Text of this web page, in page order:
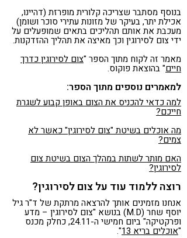
בנוסף מסתבר שצריכה קלורית מופרזת (דהיינו,
אכילת יתר, בעיקר של מזונות עתירי סוכר ושומן)
מעכבת את אותם תהליכים בתאים שמופעלים על
ידי צום לסירוגין וכך מאיצה את תהליך ההזדקנות.
מאמר זה לקוח מתוך הספר "צום לסירוגין כדרך
חיים" בהוצאת פוקוס.
למאמרים נוספים מתוך הספר:
למה כדאי להכניס את הצום באופן קבוע לשגרת
חייכם?
מה אוכלים בשיטת "צום לסירוגין" כאשר לא
צמים?
האם מותר לשתות במהלך הצום בשיטת צום
לסירוגין?
רוצה ללמוד עוד על צום לסירוגין?
אנחנו מזמינים אותך להרצאה מרתקת של ד"ר גיל
יוסף שחר (M.D) בנושא "צום לסירוגין – מדע
ופרקטיקה" ביום חמישי ה-24.11, כחלק מכנס
"אוכלים בריא 13
".